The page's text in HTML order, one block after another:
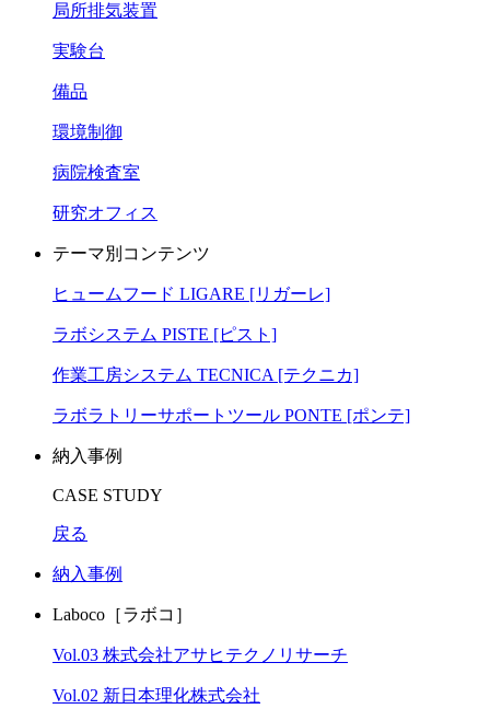
局所排気装置
実験台
備品
環境制御
病院検査室
研究オフィス
テーマ別コンテンツ
ヒュームフード LIGARE [リガーレ]
ラボシステム PISTE [ピスト]
作業工房システム TECNICA [テクニカ]
ラボラトリーサポートツール PONTE [ポンテ]
納入事例
CASE STUDY
戻る
納入事例
Laboco［ラボコ］
Vol.03 株式会社アサヒテクノリサーチ
Vol.02 新日本理化株式会社